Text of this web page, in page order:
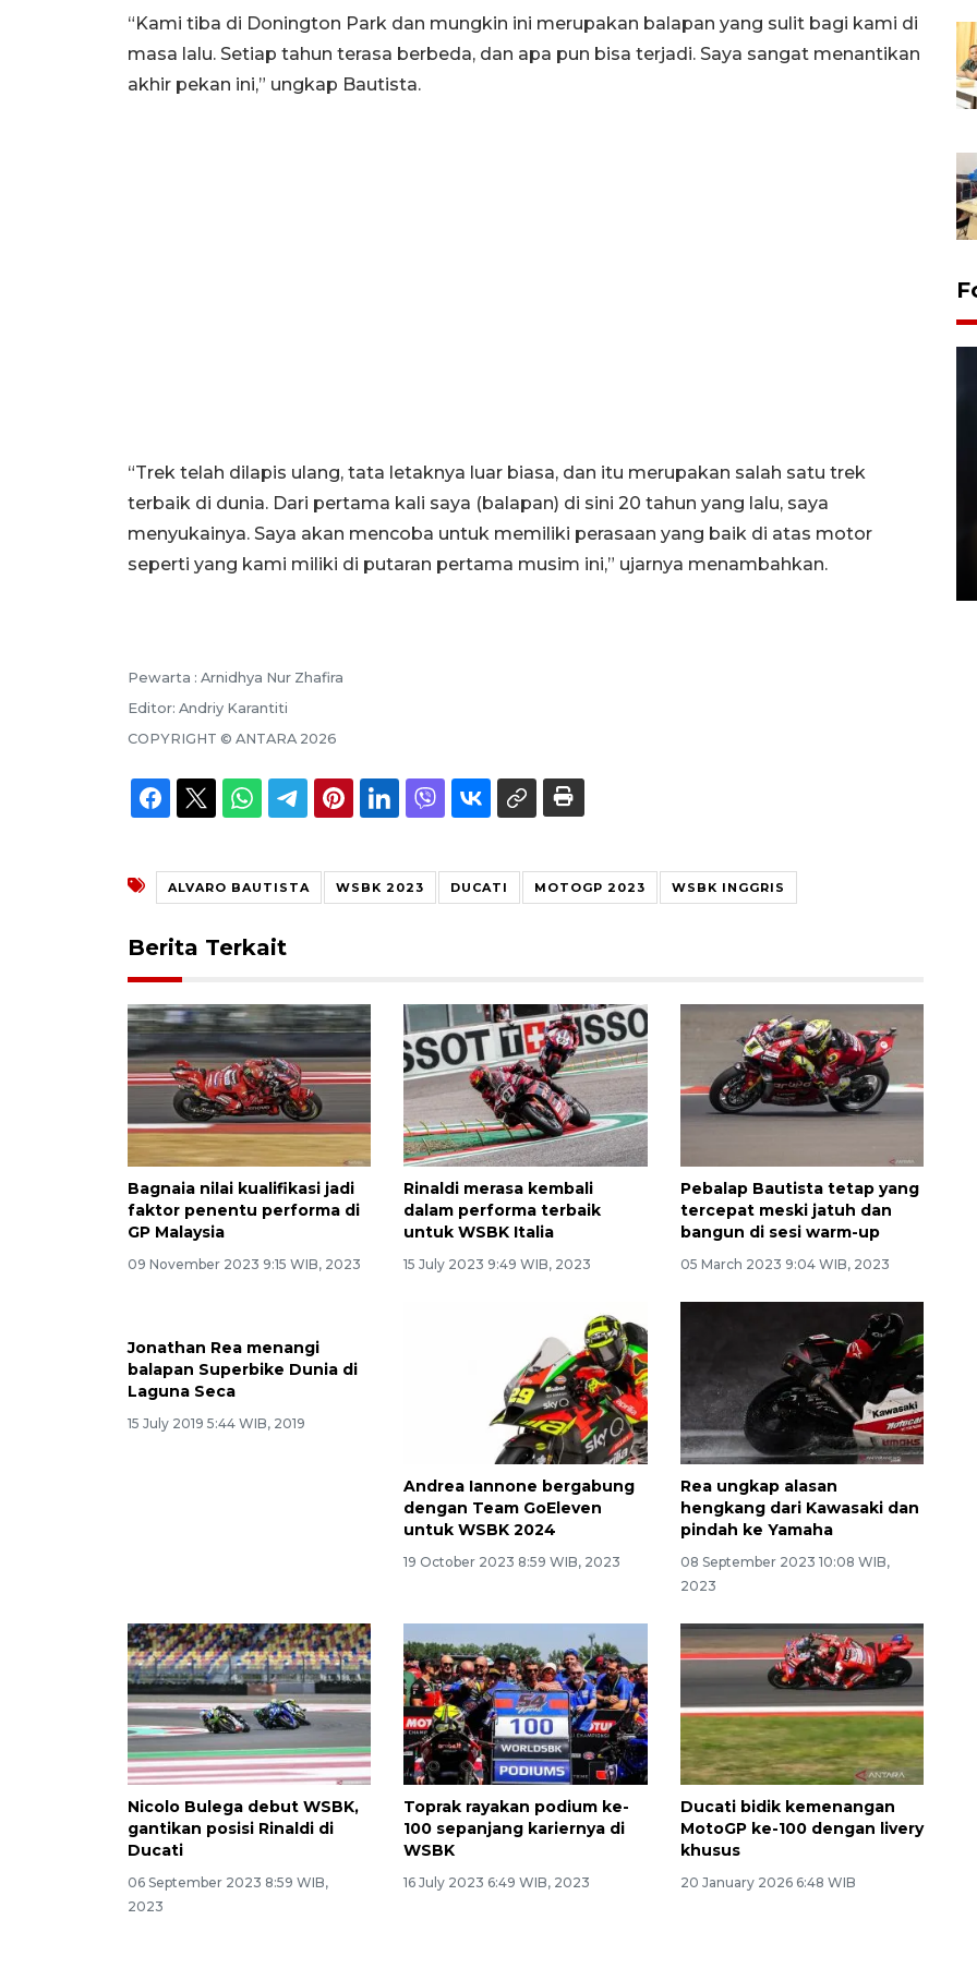
“Kami tiba di Donington Park dan mungkin ini merupakan balapan yang sulit bagi kami di
masa lalu. Setiap tahun terasa berbeda, dan apa pun bisa terjadi. Saya sangat menantikan
akhir pekan ini,” ungkap Bautista.
“Trek telah dilapis ulang, tata letaknya luar biasa, dan itu merupakan salah satu trek
terbaik di dunia. Dari pertama kali saya (balapan) di sini 20 tahun yang lalu, saya
menyukainya. Saya akan mencoba untuk memiliki perasaan yang baik di atas motor
seperti yang kami miliki di putaran pertama musim ini,” ujarnya menambahkan.
Pewarta : Arnidhya Nur Zhafira
Editor: Andriy Karantiti
COPYRIGHT © ANTARA 2026
ALVARO BAUTISTA WSBK 2023 DUCATI MOTOGP 2023 WSBK INGGRIS
Berita Terkait
Bagnaia nilai kualifikasi jadi
faktor penentu performa di
GP Malaysia
09 November 2023 9:15 WIB, 2023
Rinaldi merasa kembali
dalam performa terbaik
untuk WSBK Italia
15 July 2023 9:49 WIB, 2023
Pebalap Bautista tetap yang
tercepat meski jatuh dan
bangun di sesi warm-up
05 March 2023 9:04 WIB, 2023
Jonathan Rea menangi
balapan Superbike Dunia di
Laguna Seca
15 July 2019 5:44 WIB, 2019
Andrea Iannone bergabung
dengan Team GoEleven
untuk WSBK 2024
19 October 2023 8:59 WIB, 2023
Rea ungkap alasan
hengkang dari Kawasaki dan
pindah ke Yamaha
08 September 2023 10:08 WIB,
2023
Nicolo Bulega debut WSBK,
gantikan posisi Rinaldi di
Ducati
06 September 2023 8:59 WIB,
2023
Toprak rayakan podium ke-
100 sepanjang kariernya di
WSBK
16 July 2023 6:49 WIB, 2023
Ducati bidik kemenangan
MotoGP ke-100 dengan livery
khusus
20 January 2026 6:48 WIB
Layanan pembuatan SIM Baru
di Satpas Polresta Palu
15 July 2026 14:08 WIB